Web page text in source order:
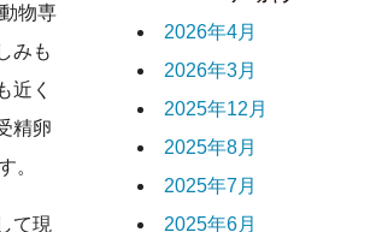
物専
みも
近く
精卵
。
て現
2026年4月
2026年3月
2025年12月
2025年8月
2025年7月
2025年6月